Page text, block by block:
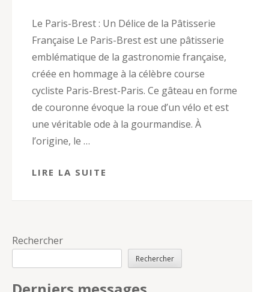
Le Paris-Brest : Un Délice de la Pâtisserie
Française Le Paris-Brest est une pâtisserie
emblématique de la gastronomie française,
créée en hommage à la célèbre course
cycliste Paris-Brest-Paris. Ce gâteau en forme
de couronne évoque la roue d’un vélo et est
une véritable ode à la gourmandise. À
l’origine, le …
LIRE LA SUITE
Rechercher
Rechercher